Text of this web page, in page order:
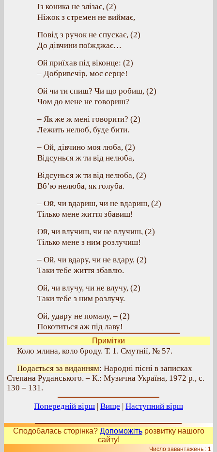
Із коника не злізає, (2)
Ніжок з стремен не виймає,
Повід з ручок не спускає, (2)
До дівчини поїжджає…
Ой приїхав під віконце: (2)
– Добривечір, моє серце!
Ой чи ти спиш? Чи що робиш, (2)
Чом до мене не говориш?
– Як же ж мені говорити? (2)
Лежить нелюб, буде бити.
– Ой, дівчино моя люба, (2)
Відсунься ж ти від нелюба,
Відсунься ж ти від нелюба, (2)
Вб’ю нелюба, як голуба.
– Ой, чи вдариш, чи не вдариш, (2)
Тілько мене життя збавиш!
Ой, чи влучиш, чи не влучиш, (2)
Тілько мене з ним розлучиш!
– Ой, чи вдару, чи не вдару, (2)
Таки тебе життя збавлю.
Ой, чи влучу, чи не влучу, (2)
Таки тебе з ним розлучу.
Ой, удару не помалу, – (2)
Покотиться аж під лаву!
Примітки
Коло млина, коло броду. Т. 1. Смутнії, № 57.
Подається за виданням: Народні пісні в записках
Степана Руданського. – К.: Музична Україна, 1972 р., с.
130 – 131.
Попередній вірш | Вище | Наступний вірш
Сподобалась сторінка? Допоможітьрозвитку нашого
сайту!
Число завантажень : 1